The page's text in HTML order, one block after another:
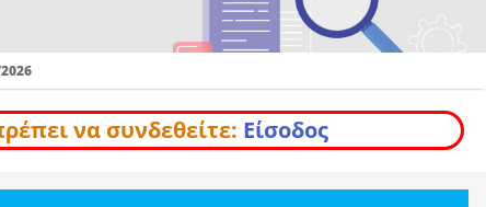
Να με θυμάσαι
να συνδεθείτε: Είσοδος